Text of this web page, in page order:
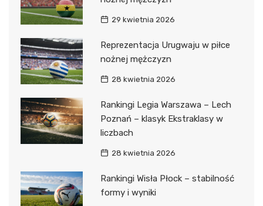
29 kwietnia 2026
Reprezentacja Urugwaju w piłce
nożnej mężczyzn
28 kwietnia 2026
Rankingi Legia Warszawa – Lech
Poznań – klasyk Ekstraklasy w
liczbach
28 kwietnia 2026
Rankingi Wisła Płock – stabilność
formy i wyniki